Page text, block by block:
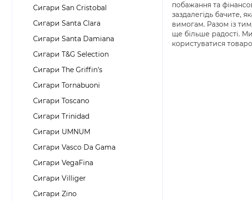
Сигари San Cristobal
Сигари Santa Clara
Сигари Santa Damiana
Сигари T&G Selection
Сигари The Griffin's
Сигари Tornabuoni
Сигари Toscanо
Сигари Trinidad
Сигари UMNUM
Сигари Vasco Da Gama
Сигари VegaFina
Сигари Villiger
Сигари Zino
побажання та
заздалегідь бачите,
вимогам. Разом із
ще більше радості.
користуватися